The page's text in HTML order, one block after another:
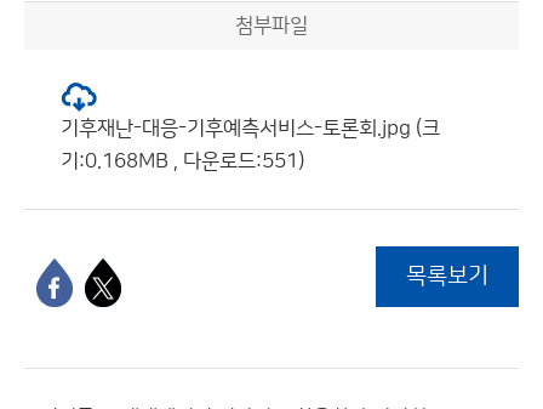
첨부파일
기후재난-대응-기후예측서비스-토론회.jpg (크
기:0.168MB , 다운로드:551)
목록보기